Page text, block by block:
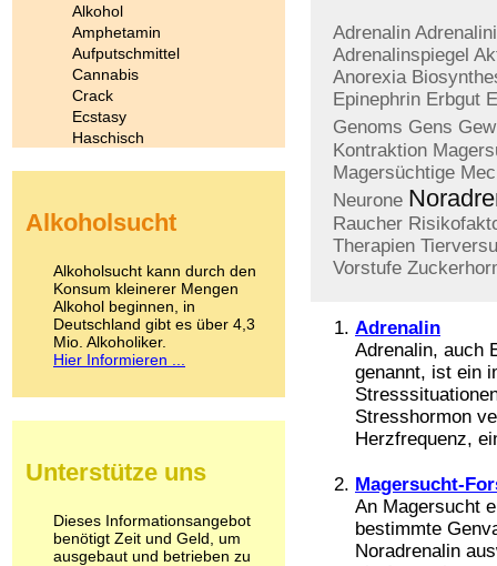
Adrenalin
Adrenalinspiegel
Anorexia
Epinephrin Erbgut
Genoms Gens
Kontraktion
Magersüchtige
Neurone
Raucher
Therapien
Vorstufe
Adrenalin
Adrenalin, auch
genannt, ist ein
Stresshormon
Herzfrequenz,
Magersucht-
An Magersucht
bestimmte
Noradrenalin
Alkohol
Amphetamin
Aufputschmittel
Cannabis
Crack
Ecstasy
Haschisch
Kokain
LSD
Marihuana
Medikamente
Meskalin
Metamphetamin
Methadon
Pilze
Psychopharmaka
Schlafmittel
Schmerzmittel
Alkoholsucht
Alkoholsucht kann durch den
Konsum kleinerer Mengen
Alkohol beginnen, in
Deutschland gibt es über 4,3
Mio. Alkoholiker.
Hier Informieren ...
Unterstütze uns
Dieses Informationsangebot
benötigt Zeit und Geld, um
ausgebaut und betrieben zu